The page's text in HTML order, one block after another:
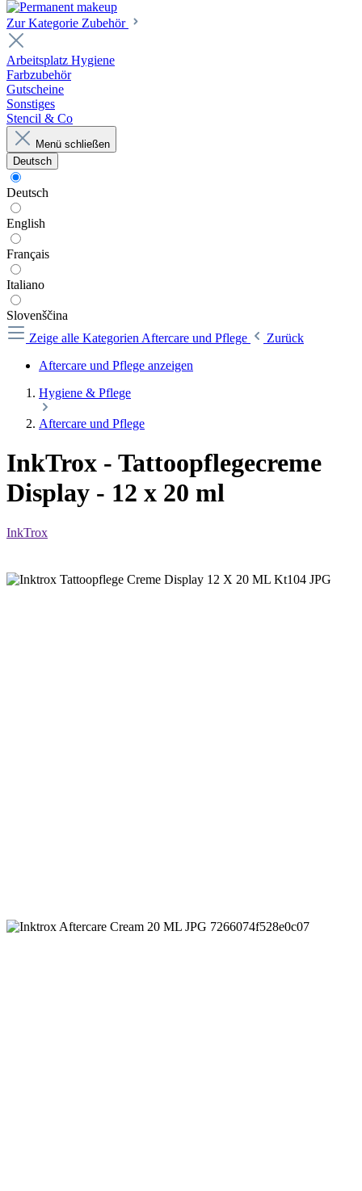
Zur Kategorie Zubehör
Arbeitsplatz Hygiene
Farbzubehör
Gutscheine
Sonstiges
Stencil & Co
Menü schließen
Deutsch
Deutsch
English
Français
Italiano
Slovenščina
Zeige alle Kategorien Aftercare und Pflege
Zurück
Aftercare und Pflege anzeigen
Hygiene & Pflege
Aftercare und Pflege
InkTrox - Tattoopflegecreme
Display - 12 x 20 ml
InkTrox